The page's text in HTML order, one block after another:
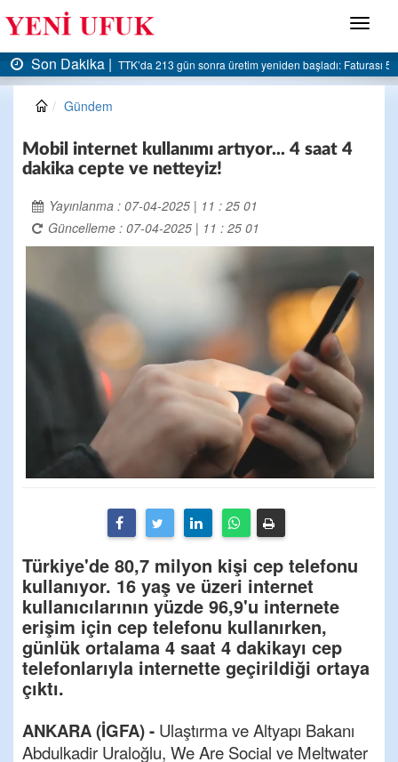
Menü
başladı: Faturası 5 milyar liraya dayandı
Son Dakika |AK Parti Ereğli İlçe Başkanlığı’ndan
Gündem
Mobil internet kullanımı artıyor... 4 saat 4
dakika cepte ve netteyiz!
Yayınlanma : 07-04-2025 | 11 : 25 01
Güncelleme : 07-04-2025 | 11 : 25 01
Türkiye'de 80,7 milyon kişi cep telefonu
kullanıyor. 16 yaş ve üzeri internet
kullanıcılarının yüzde 96,9'u internete
erişim için cep telefonu kullanırken,
günlük ortalama 4 saat 4 dakikayı cep
telefonlarıyla internette geçirildiği ortaya
çıktı.
ANKARA (İGFA) - Ulaştırma ve Altyapı Bakanı
Abdulkadir Uraloğlu, We Are Social ve Meltwater